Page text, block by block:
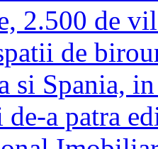
2.500 de
de
si Spania,
de-a patra